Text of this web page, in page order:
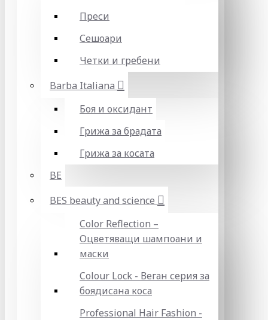
Преси
Сешоари
Четки и гребени
Barba Italiana
Боя и оксидант
Грижа за брадата
Грижа за косата
BE
BES beauty and science
Color Reflection –
Оцветяващи шампоани и
маски
Colour Lock - Веган серия за
боядисана коса
Professional Hair Fashion -